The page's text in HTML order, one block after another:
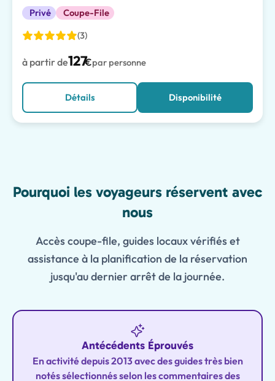
Privé
Coupe-File
(3)
à partir de127€par personne
Détails Disponibilité
Features
Pourquoi les voyageurs réservent avec
nous
Accès coupe-file, guides locaux vérifiés et
assistance à la planification de la réservation
jusqu'au dernier arrêt de la journée.
Antécédents Éprouvés
En activité depuis 2013 avec des guides très bien
notés sélectionnés selon les commentaires des